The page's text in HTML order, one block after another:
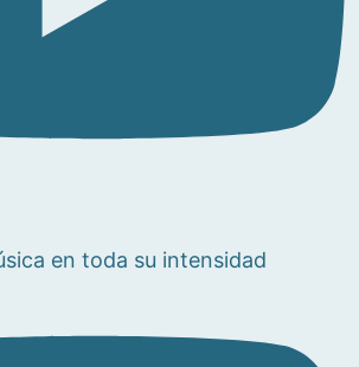
en toda su intensidad